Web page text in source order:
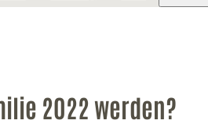
2022 werden?